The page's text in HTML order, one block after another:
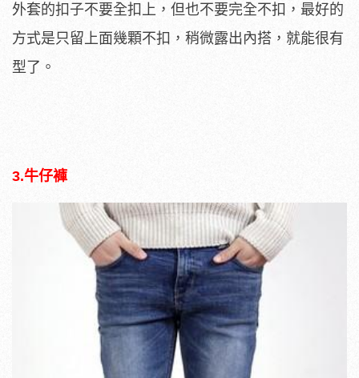
外套的扣子不要全扣上，但也不要完全不扣，最好的
方式是只留上面幾顆不扣，稍微露出內搭，就能很有
型了。
3.牛仔褲